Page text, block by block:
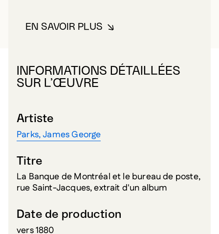
EN SAVOIR PLUSÀ PROPOS DE PARKS, JAMES
INFORMATIONS DÉTAILLÉES
SUR L’ŒUVRE
Artiste
Parks, James George
Titre
La Banque de Montréal et le bureau de poste,
rue Saint-Jacques, extrait d'un album
Date de production
vers 1880